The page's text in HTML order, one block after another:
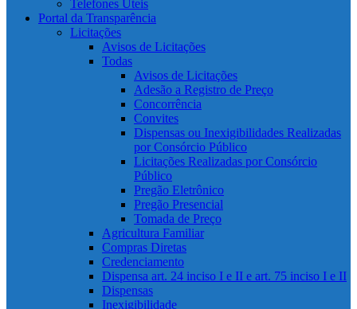
Telefones Úteis
Portal da Transparência
Licitações
Avisos de Licitações
Todas
Avisos de Licitações
Adesão a Registro de Preço
Concorrência
Convites
Dispensas ou Inexigibilidades Realizadas
por Consórcio Público
Licitações Realizadas por Consórcio
Público
Pregão Eletrônico
Pregão Presencial
Tomada de Preço
Agricultura Familiar
Compras Diretas
Credenciamento
Dispensa art. 24 inciso I e II e art. 75 inciso I e II
Dispensas
Inexigibilidade